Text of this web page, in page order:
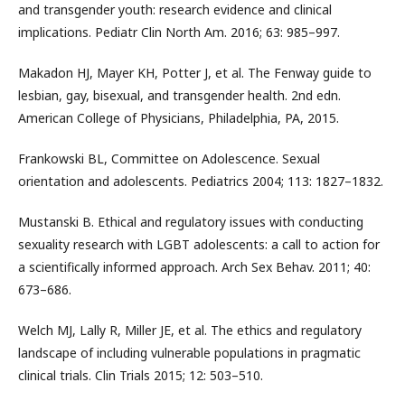
and transgender youth: research evidence and clinical
implications. Pediatr Clin North Am. 2016; 63: 985–997.
Makadon HJ, Mayer KH, Potter J, et al. The Fenway guide to
lesbian, gay, bisexual, and transgender health. 2nd edn.
American College of Physicians, Philadelphia, PA, 2015.
Frankowski BL, Committee on Adolescence. Sexual
orientation and adolescents. Pediatrics 2004; 113: 1827–1832.
Mustanski B. Ethical and regulatory issues with conducting
sexuality research with LGBT adolescents: a call to action for
a scientifically informed approach. Arch Sex Behav. 2011; 40:
673–686.
Welch MJ, Lally R, Miller JE, et al. The ethics and regulatory
landscape of including vulnerable populations in pragmatic
clinical trials. Clin Trials 2015; 12: 503–510.